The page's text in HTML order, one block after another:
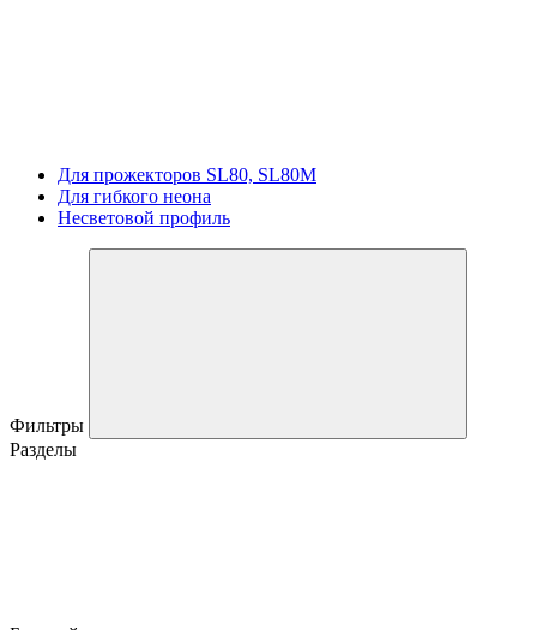
Для прожекторов SL80, SL80M
Для гибкого неона
Несветовой профиль
Фильтры
Разделы